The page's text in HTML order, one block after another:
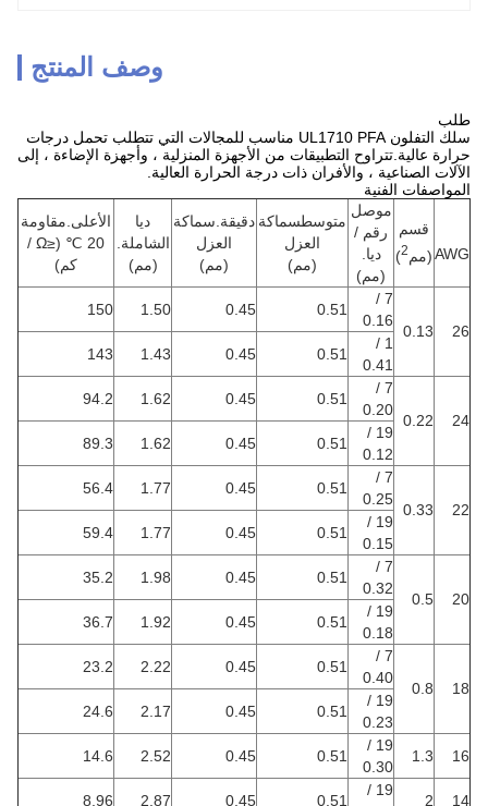
وصف المنتج
طلب
سلك التفلون UL1710 PFA مناسب للمجالات التي تتطلب تحمل درجات
حرارة عالية.تتراوح التطبيقات من الأجهزة المنزلية ، وأجهزة الإضاءة ، إلى
الآلات الصناعية ، والأفران ذات درجة الحرارة العالية.
المواصفات الفنية
AWG
قسم
(مم 2
)
موصل
رقم /
ديا.
(مم)
متوسطسماكة
العزل
(مم)
دقيقة.سماكة
العزل
(مم)
ديا
الشاملة.
(مم)
الأعلى.مقاومة
20 ℃ (≤Ω /
كم)
26
0.13
7 /
0.16
0.51
0.45
1.50
150
1 /
0.41
0.51
0.45
1.43
143
24
0.22
7 /
0.20
0.51
0.45
1.62
94.2
19 /
0.12
0.51
0.45
1.62
89.3
22
0.33
7 /
0.25
0.51
0.45
1.77
56.4
19 /
0.15
0.51
0.45
1.77
59.4
20
0.5
7 /
0.32
0.51
0.45
1.98
35.2
19 /
0.18
0.51
0.45
1.92
36.7
18
0.8
7 /
0.40
0.51
0.45
2.22
23.2
19 /
0.23
0.51
0.45
2.17
24.6
16
1.3
19 /
0.30
0.51
0.45
2.52
14.6
14
2
19 /
0.51
0.45
2.87
8.96